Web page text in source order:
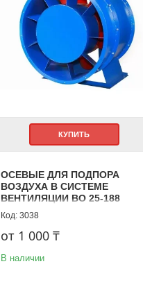
КУПИТЬ
ОСЕВЫЕ ДЛЯ ПОДПОРА
ВОЗДУХА В СИСТЕМЕ
ВЕНТИЛЯЦИИ ВО 25-188
3038
от 1 000 ₸
В наличии